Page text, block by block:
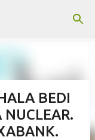
BEDI
NUCLEAR.